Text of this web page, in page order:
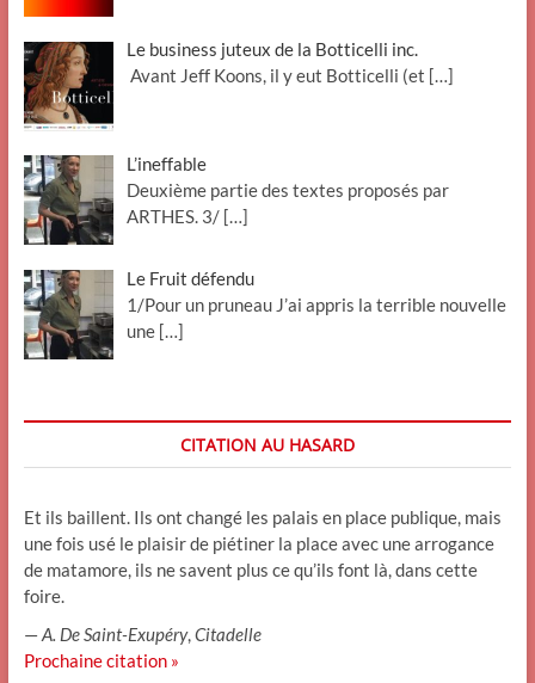
Le business juteux de la Botticelli inc.
Avant Jeff Koons, il y eut Botticelli (et […]
L’ineffable
Deuxième partie des textes proposés par
ARTHES. 3/ […]
Le Fruit défendu
1/Pour un pruneau J’ai appris la terrible nouvelle
une […]
CITATION AU HASARD
Et ils baillent. Ils ont changé les palais en place publique, mais
une fois usé le plaisir de piétiner la place avec une arrogance
de matamore, ils ne savent plus ce qu’ils font là, dans cette
foire.
—A. De Saint-Exupéry,Citadelle
Prochaine citation »